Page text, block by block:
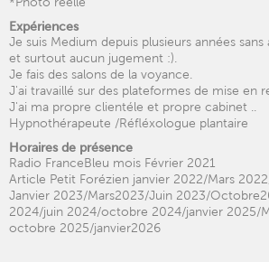
Expériences
Je suis Medium depuis plusieurs années
et surtout aucun jugement :).
Je fais des salons de la voyance.
J'ai travaillé sur des plateformes de mise en
J'ai ma propre clientéle et propre cabinet ..
Hypnothérapeute /Réfléxologue plantaire
Horaires de présence
Radio FranceBleu mois Février 2021
Article Petit Forézien janvier 2022/Mars
Janvier 2023/Mars2023/Juin 2023/
2024/juin 2024/octobre 2024/janvier 2025/
octobre 2025/janvier2026